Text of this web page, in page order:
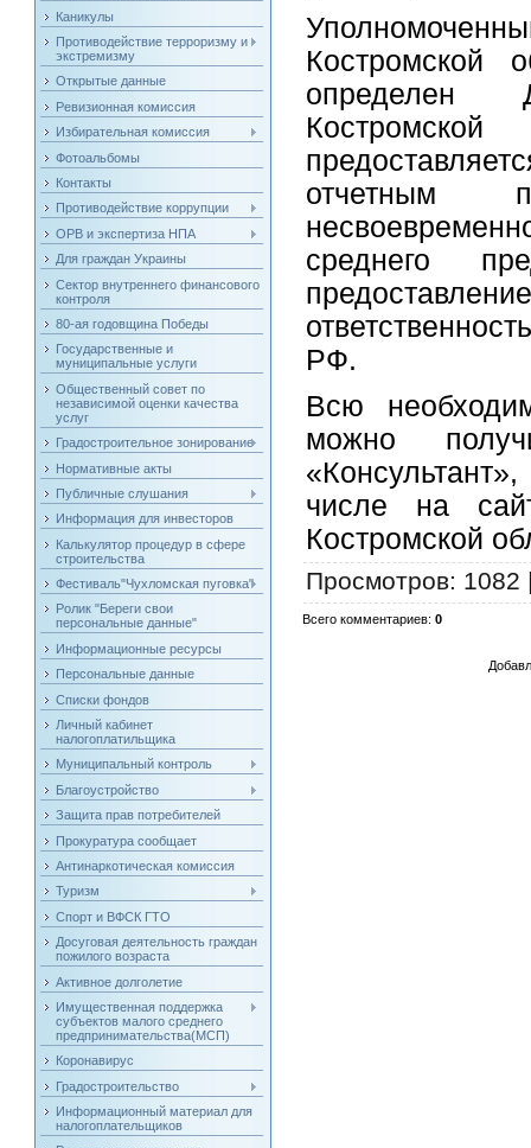
Каникулы
Противодействие терроризму и
экстремизму
Открытые данные
Ревизионная комиссия
Избирательная комиссия
Фотоальбомы
Контакты
Противодействие коррупции
ОРВ и экспертиза НПА
Для граждан Украины
Сектор внутреннего финансового
контроля
80-ая годовщина Победы
Государственные и
муниципальные услуги
Общественный совет по
независимой оценки качества
услуг
Градостроительное зонирование
Нормативные акты
Публичные слушания
Информация для инвесторов
Калькулятор процедур в сфере
строительства
Фестиваль"Чухломская пуговка"
Ролик "Береги свои
персональные данные"
Информационные ресурсы
Персональные данные
Списки фондов
Личный кабинет
налогоплатильщика
Муниципальный контроль
Благоустройство
Защита прав потребителей
Прокуратура сообщает
Антинаркотическая комиссия
Туризм
Спорт и ВФСК ГТО
Досуговая деятельность граждан
пожилого возраста
Активное долголетие
Имущественная поддержка
субъектов малого среднего
предпринимательства(МСП)
Коронавирус
Градостроительство
Информационный материал для
налогоплательщиков
Костромской
определен
отчетным
среднего
РФ.
Всю
можно
числе на
Костромской
Просмотров:
Всего комментариев:0